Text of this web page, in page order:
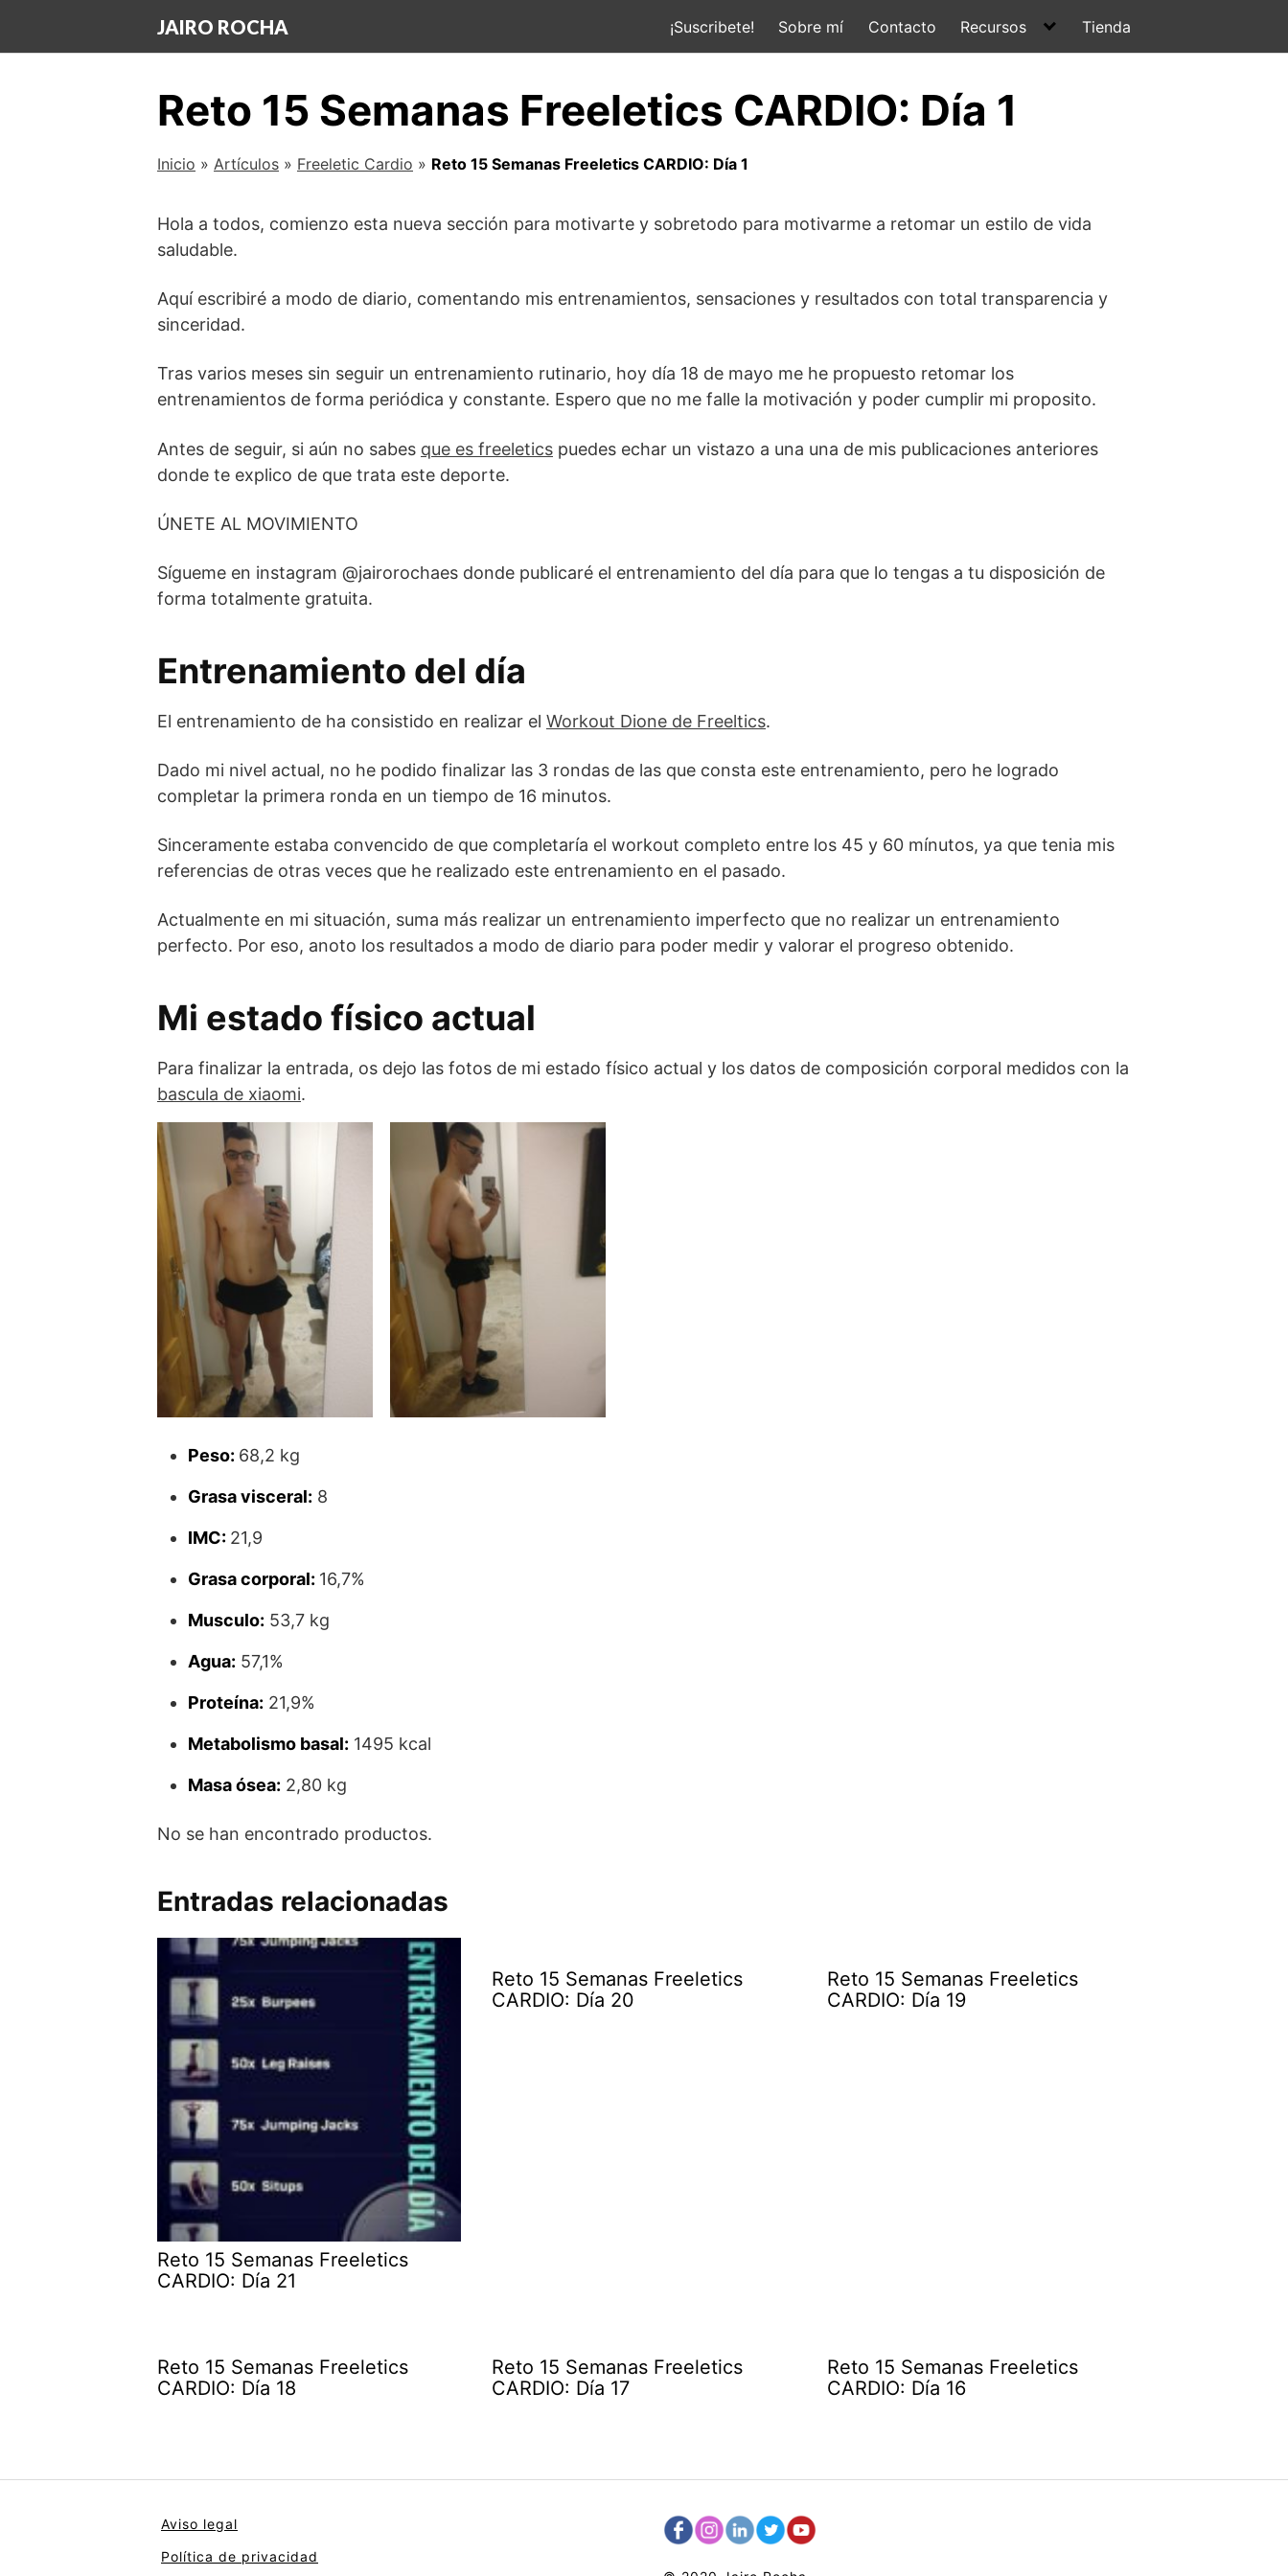
contenido
JAIRO ROCHA ¡Suscribete! Sobre mí Contacto Recursos Tienda
Reto 15 Semanas Freeletics CARDIO: Día 1
Inicio » Artículos » Freeletic Cardio » Reto 15 Semanas Freeletics CARDIO: Día 1
Hola a todos, comienzo esta nueva sección para motivarte y sobretodo para motivarme a retomar un estilo de vida
saludable.
Aquí escribiré a modo de diario, comentando mis entrenamientos, sensaciones y resultados con total transparencia y
sinceridad.
Tras varios meses sin seguir un entrenamiento rutinario, hoy día 18 de mayo me he propuesto retomar los
entrenamientos de forma periódica y constante. Espero que no me falle la motivación y poder cumplir mi proposito.
Antes de seguir, si aún no sabes que es freeletics puedes echar un vistazo a una una de mis publicaciones anteriores
donde te explico de que trata este deporte.
ÚNETE AL MOVIMIENTO
Sígueme en instagram @jairorochaes donde publicaré el entrenamiento del día para que lo tengas a tu disposición de
forma totalmente gratuita.
Entrenamiento del día
El entrenamiento de ha consistido en realizar el Workout Dione de Freeltics.
Dado mi nivel actual, no he podido finalizar las 3 rondas de las que consta este entrenamiento, pero he logrado
completar la primera ronda en un tiempo de 16 minutos.
Sinceramente estaba convencido de que completaría el workout completo entre los 45 y 60 mínutos, ya que tenia mis
referencias de otras veces que he realizado este entrenamiento en el pasado.
Actualmente en mi situación, suma más realizar un entrenamiento imperfecto que no realizar un entrenamiento
perfecto. Por eso, anoto los resultados a modo de diario para poder medir y valorar el progreso obtenido.
Mi estado físico actual
Para finalizar la entrada, os dejo las fotos de mi estado físico actual y los datos de composición corporal medidos con la
bascula de xiaomi.
Peso: 68,2 kg
Grasa visceral: 8
IMC: 21,9
Grasa corporal: 16,7%
Musculo: 53,7 kg
Agua: 57,1%
Proteína: 21,9%
Metabolismo basal: 1495 kcal
Masa ósea: 2,80 kg
No se han encontrado productos.
Entradas relacionadas
Reto 15 Semanas Freeletics
CARDIO: Día 21
Reto 15 Semanas Freeletics
CARDIO: Día 20
Reto 15 Semanas Freeletics
CARDIO: Día 19
Reto 15 Semanas Freeletics
CARDIO: Día 18
Reto 15 Semanas Freeletics
CARDIO: Día 17
Reto 15 Semanas Freeletics
CARDIO: Día 16
Aviso legal
Política de privacidad